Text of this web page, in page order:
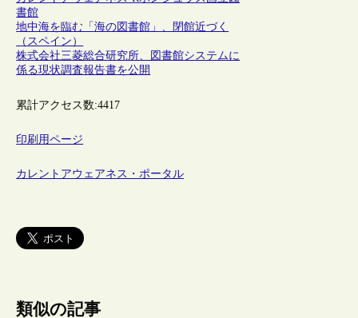
書館
地中海を臨む「海の図書館」、閉館近づく
（スペイン）
株式会社三菱総合研究所、図書館システムに
係る現状調査報告書を公開
累計アクセス数:4417
印刷用ページ
カレントアウェアネス・ポータル
類似の記事